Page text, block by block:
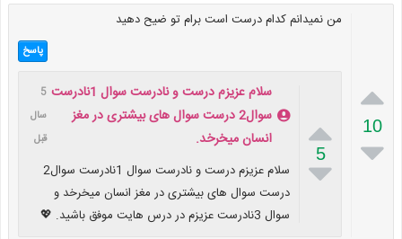

10

من نمیدانم کدام درست است برام تو ضیح دهید
پاسخ

5

سلام عزیزم درست و نادرست سوال 1نادرست
سوال2 درست سوال های بیشتری در مغز
انسان میخرخد.
5
سال
قبل
سلام عزیزم درست و نادرست سوال 1نادرست سوال2
درست سوال های بیشتری در مغز انسان میخرخد و
سوال 3نادرست عزیزم در درس هایت موفق باشید. 💖